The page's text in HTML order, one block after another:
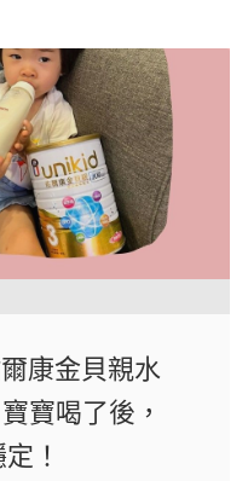
康金貝親水
寶喝了後，
！